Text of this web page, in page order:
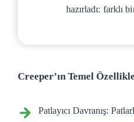
hazırladı: farklı
Creeper’ın Temel
Patlayıcı Davranış: